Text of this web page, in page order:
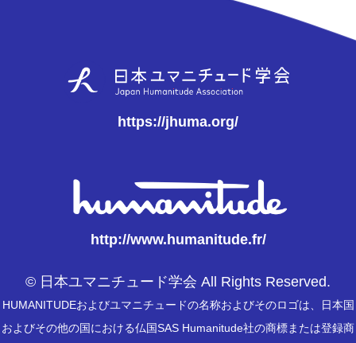
https://jhuma.org/
http://www.humanitude.fr/
© 日本ユマニチュード学会 All Rights Reserved.
HUMANITUDEおよびユマニチュードの名称およびそのロゴは、日本国
およびその他の国における仏国SAS Humanitude社の商標または登録商